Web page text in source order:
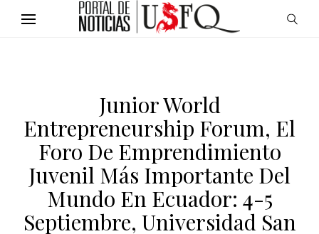
Junior World
Entrepreneurship Forum, El
Foro De Emprendimiento
Juvenil Más Importante Del
Mundo En Ecuador: 4-5
Septiembre, Universidad San